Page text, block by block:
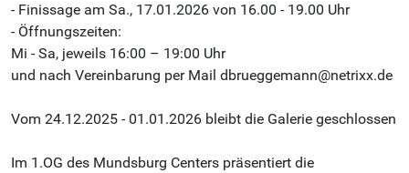
- Finissage am Sa., 17.01.2026 von 16.00 - 19.00 Uhr
- Öffnungszeiten:
Mi - Sa, jeweils 16:00 – 19:00 Uhr
und nach Vereinbarung per Mail dbrueggemann@netrixx.de
Vom 24.12.2025 - 01.01.2026 bleibt die Galerie geschlossen
Im 1.OG des Mundsburg Centers präsentiert die